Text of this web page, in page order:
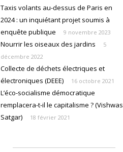
Taxis volants au-dessus de Paris en
2024 : un inquiétant projet soumis à
enquête publique
9 novembre 2023
Nourrir les oiseaux des jardins
5
décembre 2022
Collecte de déchets électriques et
électroniques (DEEE)
16 octobre 2021
L’éco-socialisme démocratique
remplacera-t-il le capitalisme ? (Vishwas
Satgar)
18 février 2021